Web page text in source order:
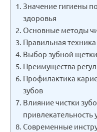
Значение гигиены
здоровья
Основные методы
Правильная
Выбор зубной
Преимущества
Профилактика
зубов
Влияние чистки
привлекательность
Современные